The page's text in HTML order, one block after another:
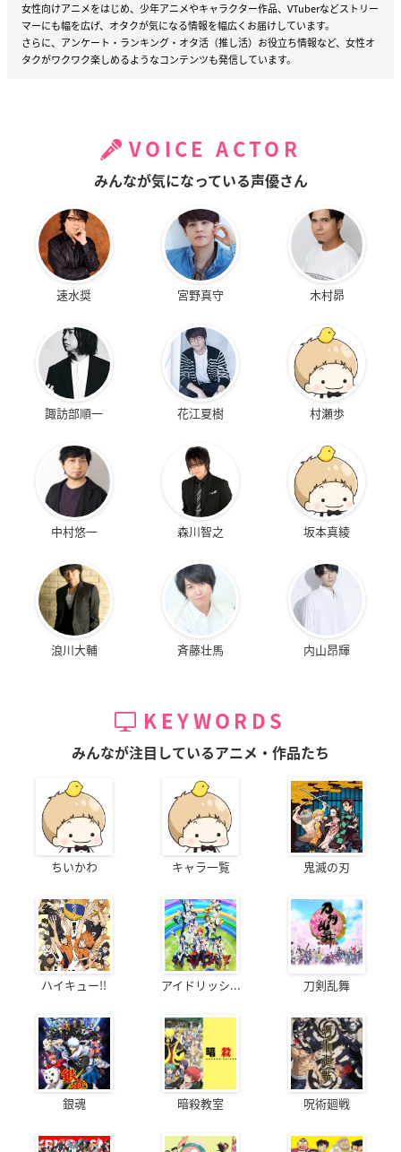
女性向けアニメをはじめ、少年アニメやキャラクター作品、VTuberなどストリー
マーにも幅を広げ、オタクが気になる情報を幅広くお届けしています。
さらに、アンケート・ランキング・オタ活（推し活）お役立ち情報など、女性オ
タクがワクワク楽しめるようなコンテンツも発信しています。
VOICE ACTOR
みんなが気になっている声優さん
速水奨 宮野真守 木村昴
諏訪部順一 花江夏樹 村瀬歩
中村悠一 森川智之 坂本真綾
浪川大輔 斉藤壮馬 内山昂輝
KEYWORDS
みんなが注目しているアニメ・作品たち
ちいかわ キャラ一覧 鬼滅の刃
ハイキュー!! アイドリッシ... 刀剣乱舞
銀魂 暗殺教室 呪術廻戦